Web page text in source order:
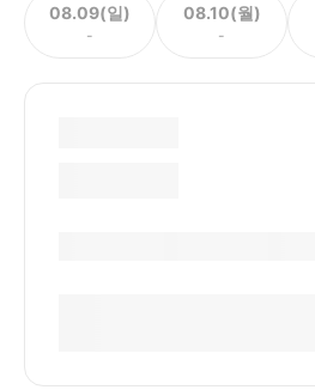
08.09(일)
-
08.10(월)
-